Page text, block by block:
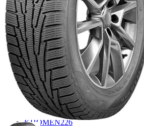
CROSS_STREET30
Eurodisk1
FF34
GR71
Grizzly3
iFree1009
iFree Original 53
Ikon1
INFORGED1
IVR1
K72
KDW151
Keskin1
KHOMEN226